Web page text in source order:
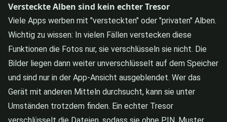
Versteckte Alben sind kein echter Tresor
Viele Apps werben mit "versteckten" oder "privaten" Alben.
Wichtig zu wissen: In vielen Fällen verstecken diese
Funktionen die Fotos nur, sie verschlüsseln sie nicht. Die
Bilder liegen dann weiter unverschlüsselt auf dem Speicher
und sind nur in der App-Ansicht ausgeblendet. Wer das
Gerät mit anderen Mitteln durchsucht, kann sie unter
Umständen trotzdem finden. Ein echter Tresor